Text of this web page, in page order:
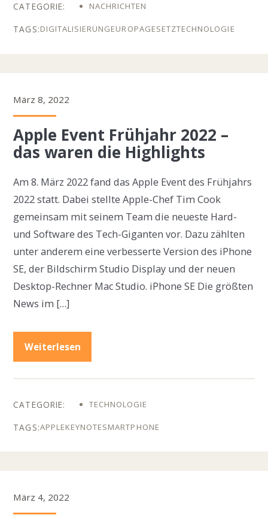
NACHRICHTEN
DIGITALISIERUNGEUROPAGESETZTECHNOLOGIE
März 8, 2022
Apple Event Frühjahr 2022 –
das waren die Highlights
Am 8. März 2022 fand das Apple Event des Frühjahrs
2022 statt. Dabei stellte Apple-Chef Tim Cook
gemeinsam mit seinem Team die neueste Hard-
und Software des Tech-Giganten vor. Dazu zählten
unter anderem eine verbesserte Version des iPhone
SE, der Bildschirm Studio Display und der neuen
Desktop-Rechner Mac Studio. iPhone SE Die größten
News im […]
Weiterlesen
TECHNOLOGIE
APPLEKEYNOTESMARTPHONE
März 4, 2022